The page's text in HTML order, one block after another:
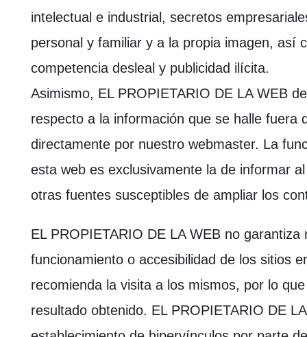
intelectual e industrial, secretos
personal y familiar y a la propia imagen, así
competencia desleal y publicidad ilícita.
Asimismo, EL PROPIETARIO DE LA WEB
respecto a la información que se halle fuera
directamente por nuestro webmaster. La
esta web es exclusivamente la de informar
otras fuentes susceptibles de ampliar los
EL PROPIETARIO DE LA WEB no garantiza
funcionamiento o accesibilidad de los sitios
recomienda la visita a los mismos, por lo
resultado obtenido. EL PROPIETARIO DE